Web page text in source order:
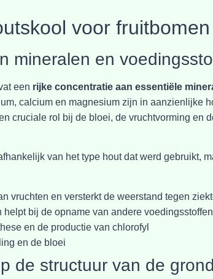
voor
mineralen en
een rijke concentratie aan essentiële
calcium en magnesium zijn in aanzienlijke
cruciale rol bij de bloei, de vruchtvorming en
van het type hout dat werd gebruikt,
vruchten en versterkt de weerstand tegen
bij de opname van andere voedingsstoffen
en de productie van chlorofyl
en de bloei
de structuur van de grond